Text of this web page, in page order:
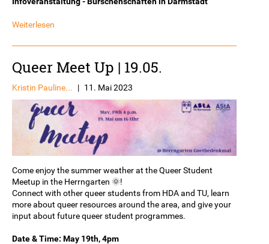
Weiterlesen
Queer Meet Up | 19.05.
Kristin Pauline... | 11. Mai 2023
Come enjoy the summer weather at the Queer Student
Meetup in the Herrngarten 🌞!
Connect with other queer students from HDA and TU, learn
more about queer resources around the area, and give your
input about future queer student programmes.
Date & Time: May 19th, 4pm